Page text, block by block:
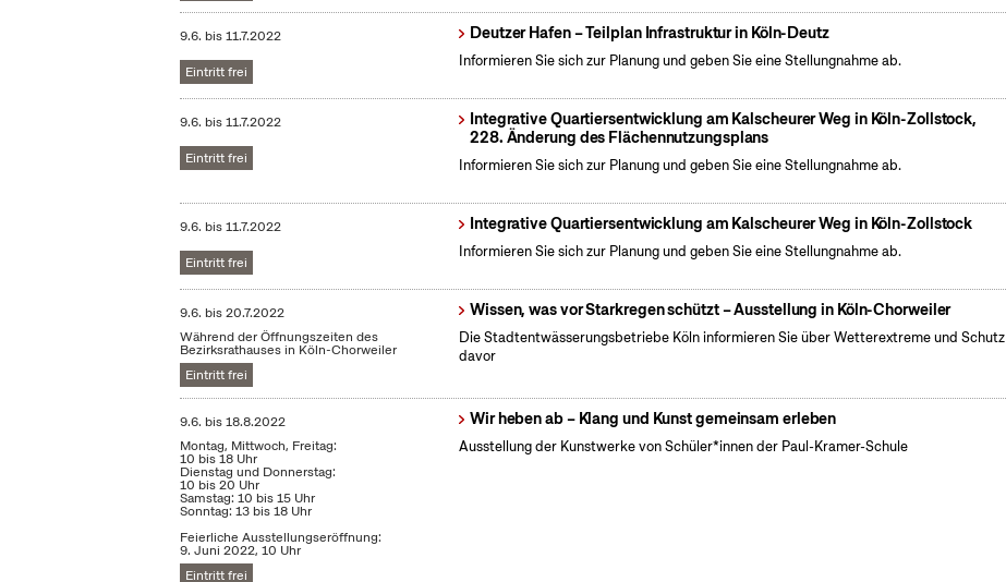
9.6. bis11.7.2022
Eintritt frei
Deutzer Hafen – Teilplan Infrastruktur in Köln-Deutz
Informieren Sie sich zur Planung und geben Sie eine Stellungnahme ab.
9.6. bis11.7.2022
Eintritt frei
Integrative Quartiersentwicklung am Kalscheurer Weg in Köln-Zollstock,
228. Änderung des Flächennutzungsplans
Informieren Sie sich zur Planung und geben Sie eine Stellungnahme ab.
9.6. bis11.7.2022
Eintritt frei
Integrative Quartiersentwicklung am Kalscheurer Weg in Köln-Zollstock
Informieren Sie sich zur Planung und geben Sie eine Stellungnahme ab.
9.6. bis20.7.2022
Während der Öffnungszeiten des
Bezirksrathauses in Köln-Chorweiler
Eintritt frei
Wissen, was vor Starkregen schützt – Ausstellung in Köln-Chorweiler
Die Stadtentwässerungsbetriebe Köln informieren Sie über Wetterextreme und Schutz
davor
9.6. bis18.8.2022
Montag, Mittwoch, Freitag:
10 bis 18 Uhr
Dienstag und Donnerstag:
10 bis 20 Uhr
Samstag: 10 bis 15 Uhr
Sonntag: 13 bis 18 Uhr
Feierliche Ausstellungseröffnung:
9. Juni 2022, 10 Uhr
Eintritt frei
Wir heben ab – Klang und Kunst gemeinsam erleben
Ausstellung der Kunstwerke von Schüler*innen der Paul-Kramer-Schule